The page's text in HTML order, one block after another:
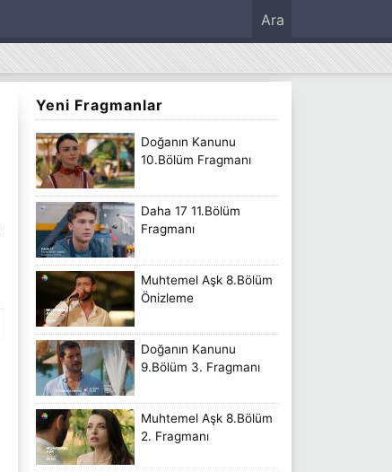
Ara
Yeni Fragmanlar
Doğanın Kanunu
10.Bölüm Fragmanı
Daha 17 11.Bölüm
Fragmanı
Muhtemel Aşk 8.Bölüm
Önizleme
Doğanın Kanunu
9.Bölüm 3. Fragmanı
Muhtemel Aşk 8.Bölüm
2. Fragmanı